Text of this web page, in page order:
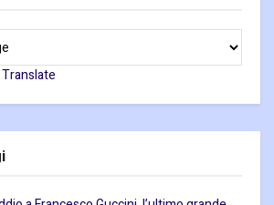
Translate